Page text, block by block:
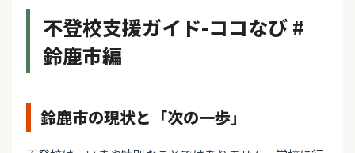
不登校支援ガイド-ココなび #
鈴鹿市編
鈴鹿市の現状と「次の一歩」